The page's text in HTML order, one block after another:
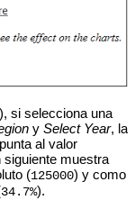
si selecciona una
y Select Year, la
al valor
siguiente muestra
(125000) y como
34.7%).